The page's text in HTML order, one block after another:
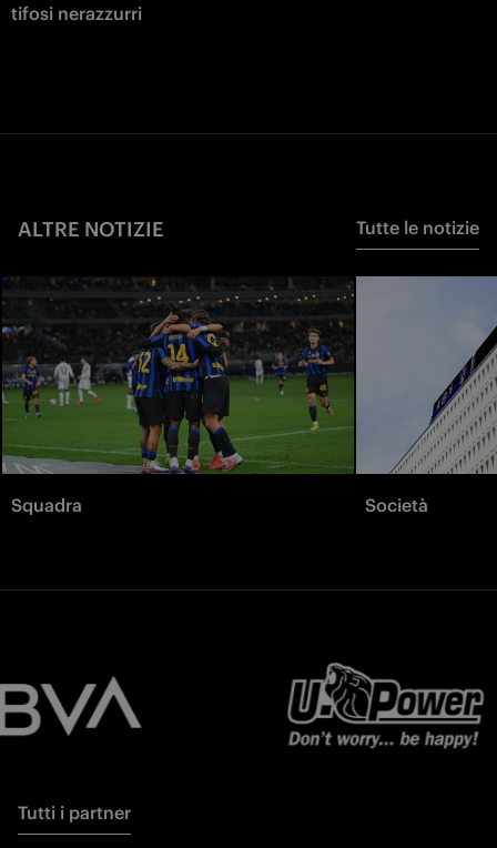
tifosi nerazzurri
ALTRE NOTIZIE Tutte le notizie
Squadra Società
Tutti i partner